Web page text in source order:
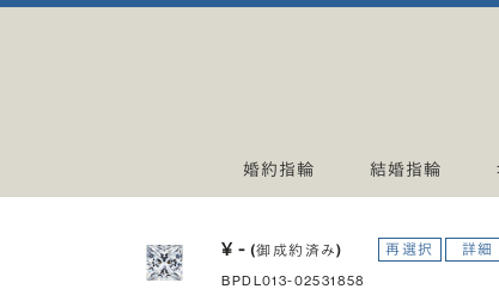
婚約指輪 結婚指輪
¥ -(御成約済み) 再選択 詳細
BPDL013-02531858